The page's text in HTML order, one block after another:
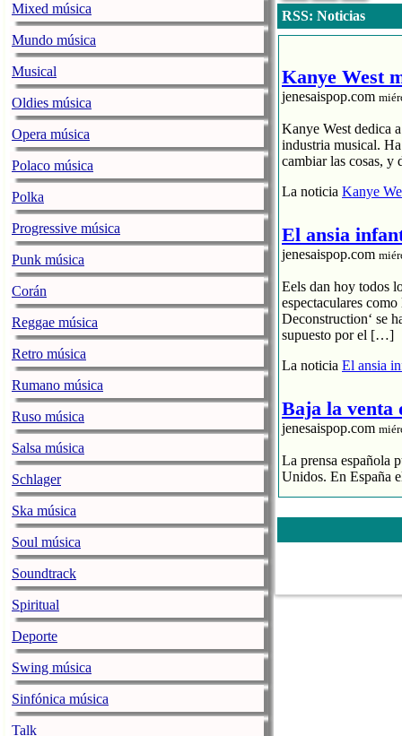
Mixed música
Mundo música
Musical
Oldies música
Opera música
Polaco música
Polka
Progressive música
Punk música
Corán
Reggae música
Retro música
Rumano música
Ruso música
Salsa música
Schlager
Ska música
Soul música
Soundtrack
Spiritual
Deporte
Swing música
Sinfónica música
Talk
RSS: Noticias
Kanye West
jenesaispop.com
Kanye West dedica
industria musical.
cambiar las cosas,
La noticia Kanye
El ansia
jenesaispop.com
Eels dan hoy todos
espectaculares
Deconstruction‘ se
supuesto por el […]
La noticia El ansia
Baja la venta
jenesaispop.com
La prensa española
Unidos. En España
El CD se
La industria
Baja la